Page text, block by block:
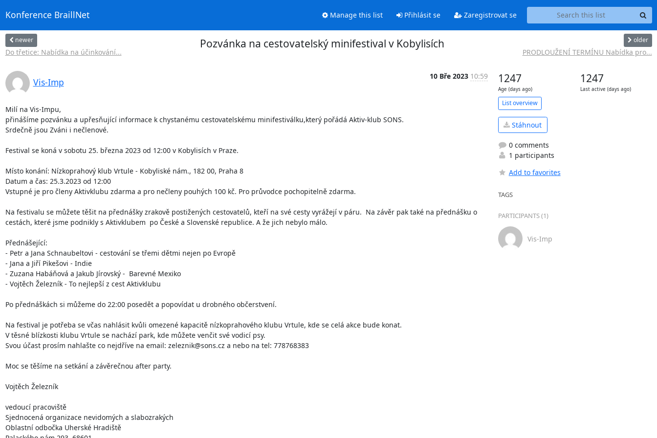
Konference BraillNet Manage this list Přihlásit se Zaregistrovat se
newer
Do třetice: Nabídka na účinkování...
Pozvánka na cestovatelský minifestival v Kobylisích older
PRODLOUŽENÍ TERMÍNU Nabídka pro...
Vis-Imp
10 Bře 2023 10:59
Milí na Vis-Impu,
přinášíme pozvánku a upřesňující informace k chystanému cestovatelskému minifestiválku,který pořádá Aktiv-klub SONS.
Srdečně jsou Zváni i nečlenové.
Festival se koná v sobotu 25. března 2023 od 12:00 v Kobylisích v Praze.
Místo konání: Nízkoprahový klub Vrtule - Kobyliské nám., 182 00, Praha 8
Datum a čas: 25.3.2023 od 12:00
Vstupné je pro členy Aktivklubu zdarma a pro nečleny pouhých 100 kč. Pro průvodce pochopitelně zdarma.
Na festivalu se můžete těšit na přednášky zrakově postižených cestovatelů, kteří na své cesty vyrážejí v páru.  Na závěr pak také na přednášku o
cestách, které jsme podnikly s Aktivklubem  po České a Slovenské republice. A že jich nebylo málo.
Přednášející:
- Petr a Jana Schnaubeltovi - cestování se třemi dětmi nejen po Evropě
- Jana a Jiří Pikešovi - Indie
- Zuzana Habáňová a Jakub Jírovský -  Barevné Mexiko
- Vojtěch Železník - To nejlepší z cest Aktivklubu
Po přednáškách si můžeme do 22:00 posedět a popovídat u drobného občerstvení.
Na festival je potřeba se včas nahlásit kvůli omezené kapacitě nízkoprahového klubu Vrtule, kde se celá akce bude konat.
V těsné blízkosti klubu Vrtule se nachází park, kde můžete venčit své vodicí psy.
Svou účast prosím nahlašte co nejdříve na email: zeleznik@sons.cz a nebo na tel: 778768383
Moc se těšíme na setkání a závěrečnou after party.
Vojtěch Železník
vedoucí pracoviště
Sjednocená organizace nevidomých a slabozrakých
Oblastní odbočka Uherské Hradiště
1247
Age (days ago)
1247
Last active (days ago)
List overview
Stáhnout
0 comments
1 participants
Add to favorites
TAGS
PARTICIPANTS (1)
Vis-Imp